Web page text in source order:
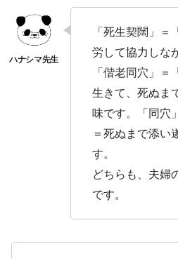
「死生契闊」＝
労して協力しな
「偕老同穴」＝
生きて、死ぬま
味です。「同穴
＝死ぬまで添い
す。
どちらも、夫婦
です。